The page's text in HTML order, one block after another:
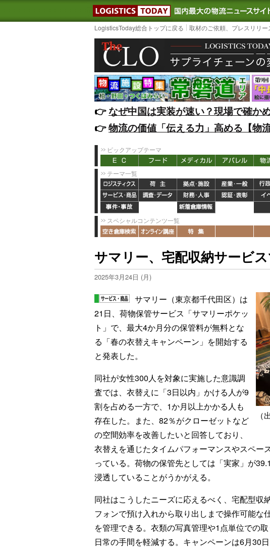
LOGISTICS TODAY｜国
LogisticsToday総合トップに戻る 取材のご依頼、プレスリリ
👉️なぜ中国は実装が速い？現場で確か
👉️物流の価値「伝える力」高める【物
ピックアップテーマ
テーマ一覧
スペシャルコンテンツ一覧
サマリー、宅配収納サービ
2025年3月24日 (月)
（
サマリー（東京都千代田区）は
21日、荷物保管サービス「サマリーポケッ
ト」で、最大4か月分の保管料が無料とな
る「春の衣替えキャンペーン」を開始する
と発表した。
同社が女性300人を対象に実施した意識調
査では、衣替えに「3日以内」かける人が9
割を占める一方で、1か月以上かかる人も
存在した。また、82％がクローゼットなど
の空間効率を改善したいと回答しており、
衣替えを通じたタイムパフォーマンスやスペー
っている。荷物の保管先としては「実家」が
浸透していることがうかがえる。
同社はこうしたニーズに応えるべく、宅配型収
フォンで預け入れから取り出しまで操作可能な
を管理できる。衣類の写真管理や1点単位での
日常の手間を軽減する。キャンペーンは6月30日